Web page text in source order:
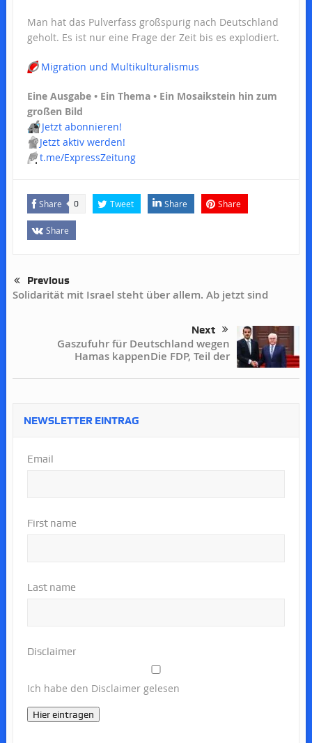
Man hat das Pulverfass großspurig nach Deutschland
geholt. Es ist nur eine Frage der Zeit bis es explodiert.
⭕️ Migration und Multikulturalismus
Eine Ausgabe • Ein Thema • Ein Mosaikstein hin zum
großen Bild
📬 Jetzt abonnieren!
📢 Jetzt aktiv werden!
💬 t.me/ExpressZeitung
Share 0 Tweet Share Share
Share
Previous
Solidarität mit Israel steht über allem. Ab jetzt sind
Next
Gaszufuhr für Deutschland wegen
Hamas kappenDie FDP, Teil der
NEWSLETTER EINTRAG
Email
First name
Last name
Disclaimer
Ich habe den Disclaimer gelesen
Hier eintragen